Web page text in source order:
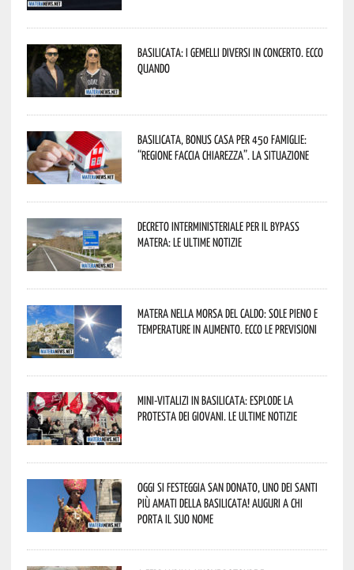
Basilicata: i Gemelli DiVersi in concerto. Ecco
quando
Basilicata, Bonus casa per 450 famiglie:
“Regione faccia chiarezza”. La situazione
Decreto interministeriale per il Bypass
Matera: le ultime notizie
Matera nella morsa del caldo: sole pieno e
temperature in aumento. Ecco le previsioni
Mini-vitalizi in Basilicata: esplode la
protesta dei giovani. Le ultime notizie
Oggi si festeggia San Donato, uno dei Santi
più amati della Basilicata! Auguri a chi
porta il suo nome